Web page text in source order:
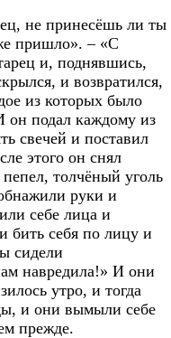
не принесёшь ли ты
пришло». – «С
и, поднявшись,
и возвратился,
из которых было
он подал каждому из
свечей и поставил
этого он снял
толчёный уголь
руки и
себе лица и
бить себя по лицу и
сидели
навредила!» И они
утро, и тогда
и они вымыли себе
прежде.